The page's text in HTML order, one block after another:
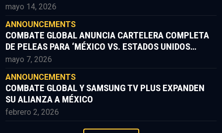
mayo 14, 2026
ANNOUNCEMENTS
COMBATE GLOBAL ANUNCIA CARTELERA COMPLETA
DE PELEAS PARA ‘MÉXICO VS. ESTADOS UNIDOS
PARTE II’
mayo 7, 2026
ANNOUNCEMENTS
COMBATE GLOBAL Y SAMSUNG TV PLUS EXPANDEN
SU ALIANZA A MÉXICO
febrero 2, 2026